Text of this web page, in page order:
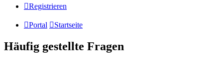
Registrieren
Portal Startseite
Häufig gestellte Fragen